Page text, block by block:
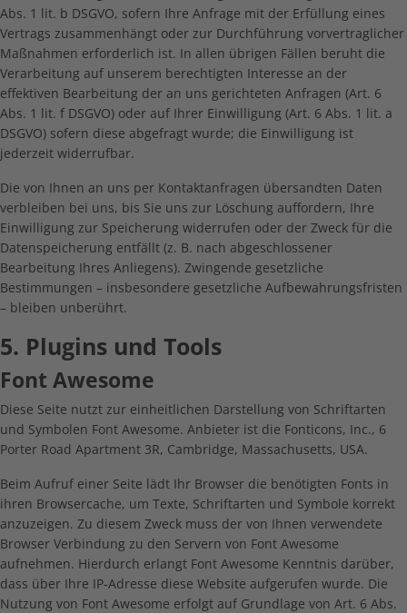
Abs. 1 lit. b DSGVO, sofern Ihre Anfrage mit der Erfüllung eines
Vertrags zusammenhängt oder zur Durchführung vorvertraglicher
Maßnahmen erforderlich ist. In allen übrigen Fällen beruht die
Verarbeitung auf unserem berechtigten Interesse an der
effektiven Bearbeitung der an uns gerichteten Anfragen (Art. 6
Abs. 1 lit. f DSGVO) oder auf Ihrer Einwilligung (Art. 6 Abs. 1 lit. a
DSGVO) sofern diese abgefragt wurde; die Einwilligung ist
jederzeit widerrufbar.
Die von Ihnen an uns per Kontaktanfragen übersandten Daten
verbleiben bei uns, bis Sie uns zur Löschung auffordern, Ihre
Einwilligung zur Speicherung widerrufen oder der Zweck für die
Datenspeicherung entfällt (z. B. nach abgeschlossener
Bearbeitung Ihres Anliegens). Zwingende gesetzliche
Bestimmungen – insbesondere gesetzliche Aufbewahrungsfristen
– bleiben unberührt.
5. Plugins und Tools
Font Awesome
Diese Seite nutzt zur einheitlichen Darstellung von Schriftarten
und Symbolen Font Awesome. Anbieter ist die Fonticons, Inc., 6
Porter Road Apartment 3R, Cambridge, Massachusetts, USA.
Beim Aufruf einer Seite lädt Ihr Browser die benötigten Fonts in
ihren Browsercache, um Texte, Schriftarten und Symbole korrekt
anzuzeigen. Zu diesem Zweck muss der von Ihnen verwendete
Browser Verbindung zu den Servern von Font Awesome
aufnehmen. Hierdurch erlangt Font Awesome Kenntnis darüber,
dass über Ihre IP-Adresse diese Website aufgerufen wurde. Die
Nutzung von Font Awesome erfolgt auf Grundlage von Art. 6 Abs.